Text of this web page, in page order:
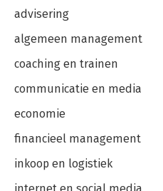
advisering
algemeen management
coaching en trainen
communicatie en media
economie
financieel management
inkoop en logistiek
internet en social media